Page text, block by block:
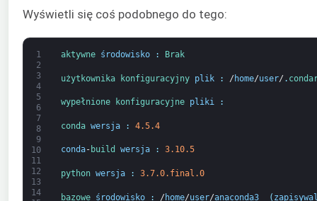
Wyświetli się coś podobnego do tego:
1
2
3
4
5
6
7
8
9
10
11
12
13
14
aktywne środowisko : Brak
użytkownika konfiguracyjny plik : / home/user/ .
wypełnione konfiguracyjne pliki :
conda wersja : 4.5.4
conda- build wersja : 3.10.5
python wersja : 3.7.0.final.0
bazowe środowisko : / home/user/anaconda3 (